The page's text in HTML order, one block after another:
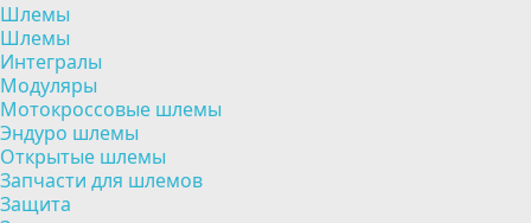
Шлемы
Шлемы
Интегралы
Модуляры
Мотокроссовые шлемы
Эндуро шлемы
Открытые шлемы
Запчасти для шлемов
Защита